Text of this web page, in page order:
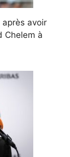
après avoir
Chelem à